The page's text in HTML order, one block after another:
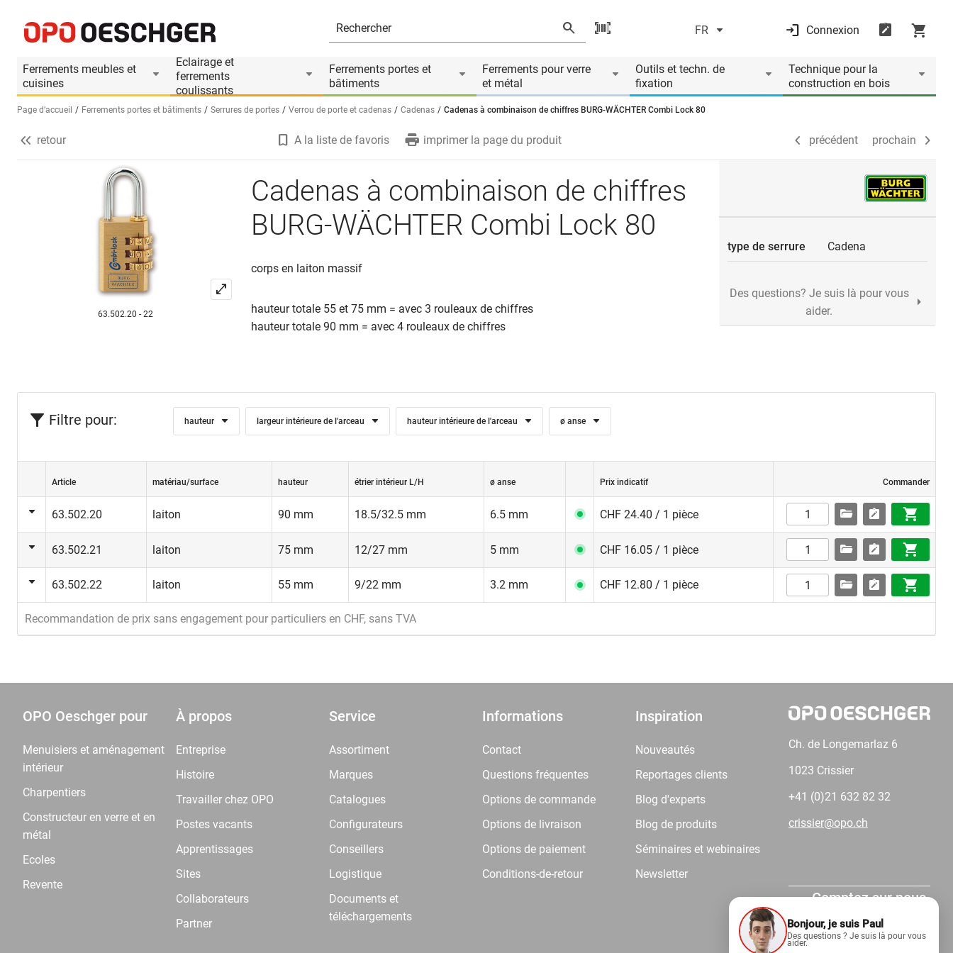
FR Connexion
Ferrements meubles et
cuisines
Eclairage et
ferrements
coulissants
Ferrements portes et
bâtiments
Ferrements pour verre
et métal
Outils et techn. de
fixation
Technique pour la
construction en bois
Sélectionnez une langue (FR)
Page d’accueil Ferrements portes et bâtiments Serrures de portes Verrou de porte et cadenas Cadenas Cadenas à combinaison de chiffres BURG-WÄCHTER Combi Lock 80
Informations produit
précédent prochain
retour A la liste de favoris imprimer la page du produit précédent prochain
63.502.20 - 22
Cadenas à combinaison de chiffres
BURG-WÄCHTER Combi Lock 80
corps en laiton massif
hauteur totale 55 et 75 mm = avec 3 rouleaux de chiffres
hauteur totale 90 mm = avec 4 rouleaux de chiffres
type de serrure Cadena
Des questions? Je suis là pour vous
aider.
Filtre pour: hauteur largeur intérieure de l'arceau hauteur intérieure de l'arceau ø anse
Article matériau/surface hauteur étrier intérieur L/H ø anse Prix indicatif Commander
63.502.20 laiton 90 mm 18.5/32.5 mm 6.5 mm CHF 24.40 / 1 pièce
63.502.21 laiton 75 mm 12/27 mm 5 mm CHF 16.05 / 1 pièce
63.502.22 laiton 55 mm 9/22 mm 3.2 mm CHF 12.80 / 1 pièce
Recommandation de prix sans engagement pour particuliers en CHF, sans TVA
OPO Oeschger pour
Menuisiers et aménagement
intérieur
Charpentiers
Constructeur en verre et en
métal
Ecoles
Revente
À propos
Entreprise
Histoire
Travailler chez OPO
Postes vacants
Apprentissages
Sites
Collaborateurs
Partner
Service
Assortiment
Marques
Catalogues
Configurateurs
Conseillers
Logistique
Documents et
téléchargements
Informations
Contact
Questions fréquentes
Options de commande
Options de livraison
Options de paiement
Conditions-de-retour
Inspiration
Nouveautés
Reportages clients
Blog d'experts
Blog de produits
Séminaires et webinaires
Newsletter
Ch. de Longemarlaz 6
1023 Crissier
+41 (0)21 632 82 32
crissier@opo.ch
Comptez sur nous.
Bonjour, je suis Paul
Des questions ? Je suis là pour vous
aider.